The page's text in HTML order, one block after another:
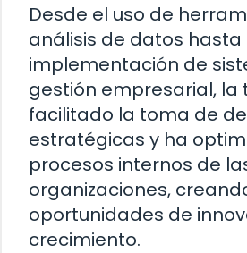
Desde el uso de
análisis de datos hasta
implementación de
gestión empresarial, la
facilitado la toma de
estratégicas y ha
procesos internos de
organizaciones,
oportunidades de
crecimiento.